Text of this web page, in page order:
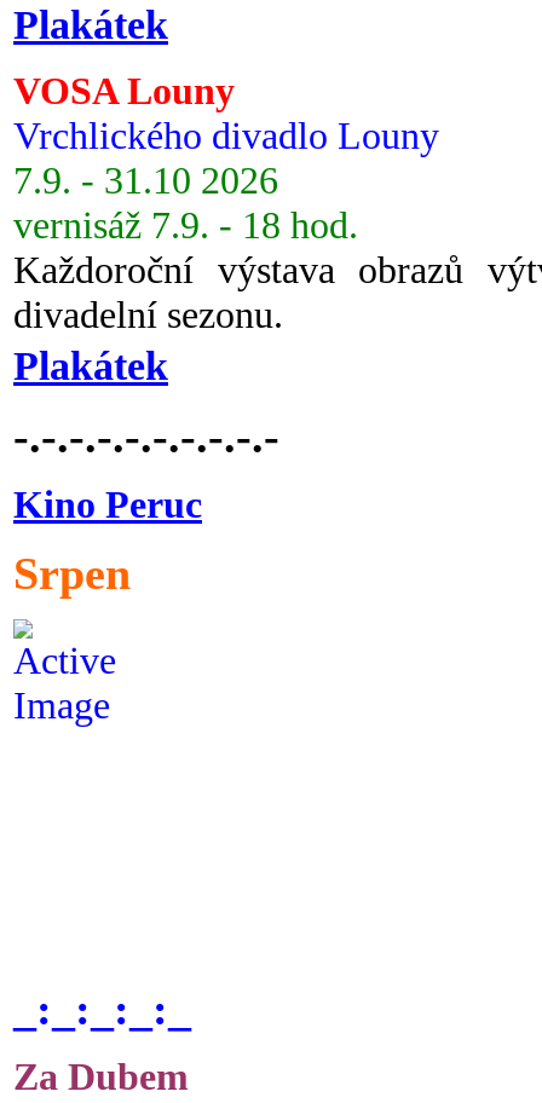
Plakátek
VOSA Louny
Vrchlického divadlo Louny
7.9. - 31.10 2026
vernisáž 7.9. - 18 hod.
Každoroční výstava obrazů
divadelní sezonu.
Plakátek
-.-.-.-.-.-.-.-.-.-
Kino Peruc
Srpen
_:_:_:_:_
Za Dubem